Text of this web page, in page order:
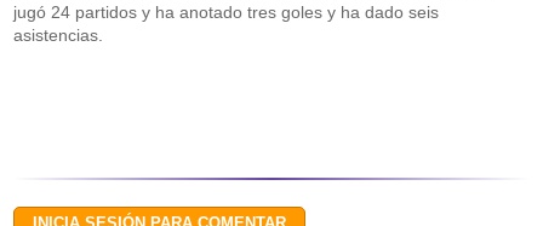
jugó 24 partidos y ha anotado tres goles y ha dado seis
asistencias.